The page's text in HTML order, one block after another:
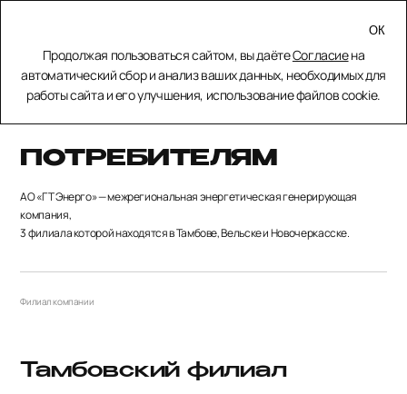
ЗАКРЫТЬ
Главная Потребителям
ПОТРЕБИТЕЛЯМ
АО «ГТ Энерго» — межрегиональная энергетическая генерирующая
компания,
3 филиала которой находятся в Тамбове, Вельске и Новочеркасске.
Филиал компании
Тамбовский филиал
Продолжая пользоваться сайтом, вы даётеСогласиена
автоматический сбор и анализ ваших данных, необходимых для
работы сайта и его улучшения, использование файлов cookie.